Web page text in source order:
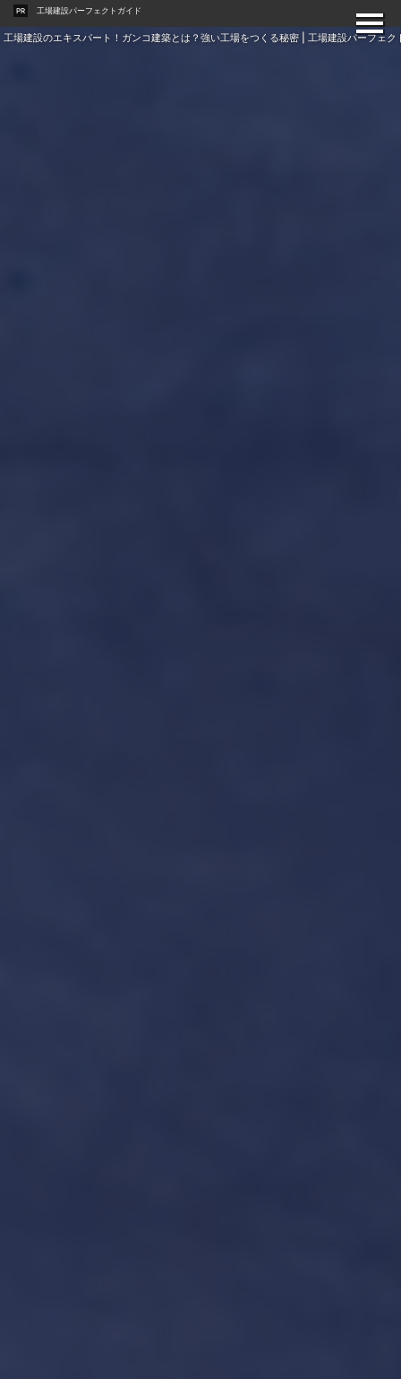
PR 工場建設パーフェクトガイド
工場建設のエキスパート！ガンコ建築とは？強い工場をつくる秘密 | 工場建設パーフェク